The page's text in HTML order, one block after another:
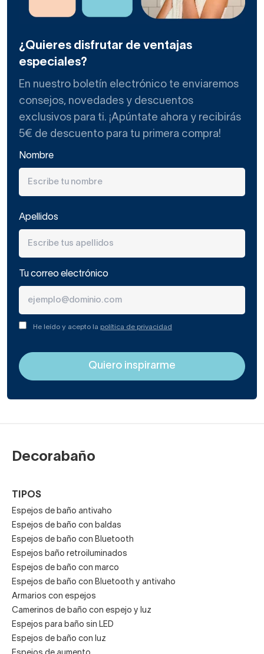
¿Quieres disfrutar de ventajas
especiales?
En nuestro boletín electrónico te enviaremos
consejos, novedades y descuentos
exclusivos para ti. ¡Apúntate ahora y recibirás
5€ de descuento para tu primera compra!
Nombre
Apellidos
Tu correo electrónico
He leído y acepto la política de privacidad
Decorabaño
TIPOS
Espejos de baño antivaho
Espejos de baño con baldas
Espejos de baño con Bluetooth
Espejos baño retroiluminados
Espejos de baño con marco
Espejos de baño con Bluetooth y antivaho
Armarios con espejos
Camerinos de baño con espejo y luz
Espejos para baño sin LED
Espejos de baño con luz